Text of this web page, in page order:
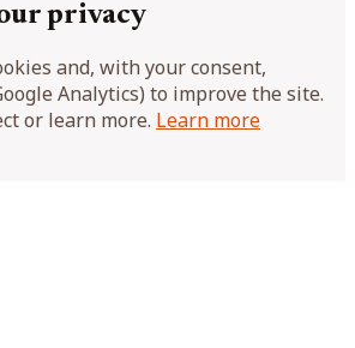
privacy
and, with your consent,
Analytics) to improve the site.
or learn more. Learn more